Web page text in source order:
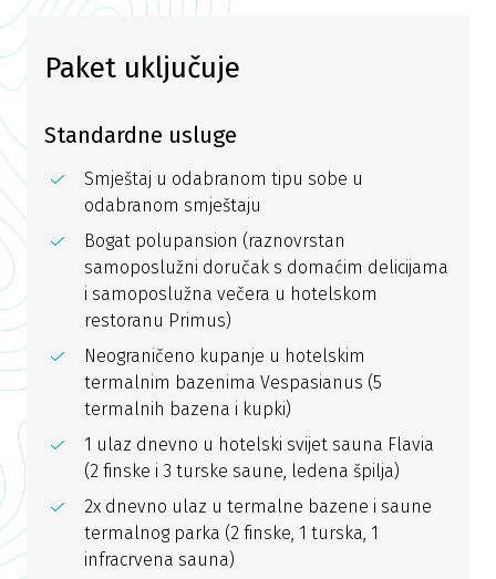
Paket uključuje
Standardne usluge
Smještaj u odabranom tipu sobe u
odabranom smještaju
Bogat polupansion (raznovrstan
samoposlužni doručak s domaćim delicijama
i samoposlužna večera u hotelskom
restoranu Primus)
Neograničeno kupanje u hotelskim
termalnim bazenima Vespasianus (5
termalnih bazena i kupki)
1 ulaz dnevno u hotelski svijet sauna Flavia
(2 finske i 3 turske saune, ledena špilja)
2x dnevno ulaz u termalne bazene i saune
termalnog parka (2 finske, 1 turska, 1
infracrvena sauna)